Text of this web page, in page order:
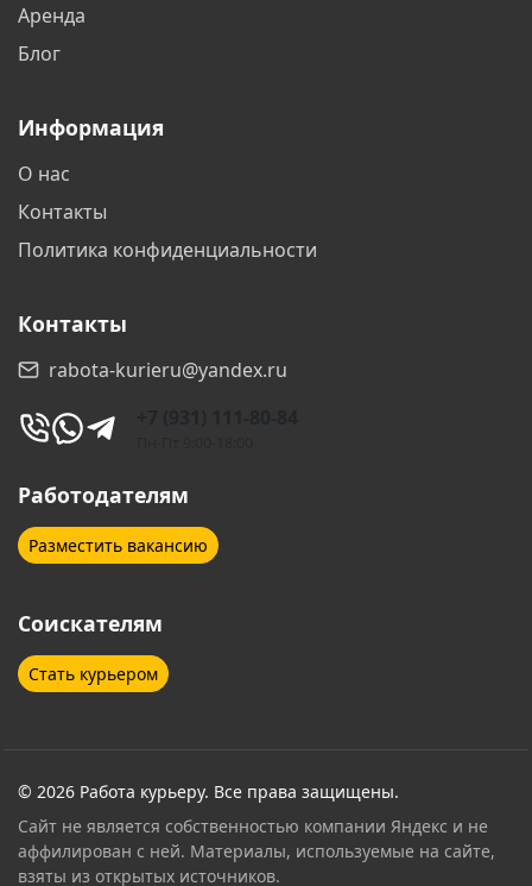
Владикавказ
Всеволожск
Гатчина
Дзержинск
Домодедово
Елабуга
Железнодорожный
Иваново Ивантеевка
Ижевск Иркутск
Аренда
Блог
Информация
О нас
Контакты
Политика конфиденциальности
Контакты
rabota-kurieru@yandex.ru
Работодателям
Разместить вакансию
Соискателям
Стать курьером
© 2026 Работа курьеру. Все права защищены.
Сайт не является собственностью компании Яндекс и не
аффилирован с ней. Материалы, используемые на сайте,
взяты из открытых источников.